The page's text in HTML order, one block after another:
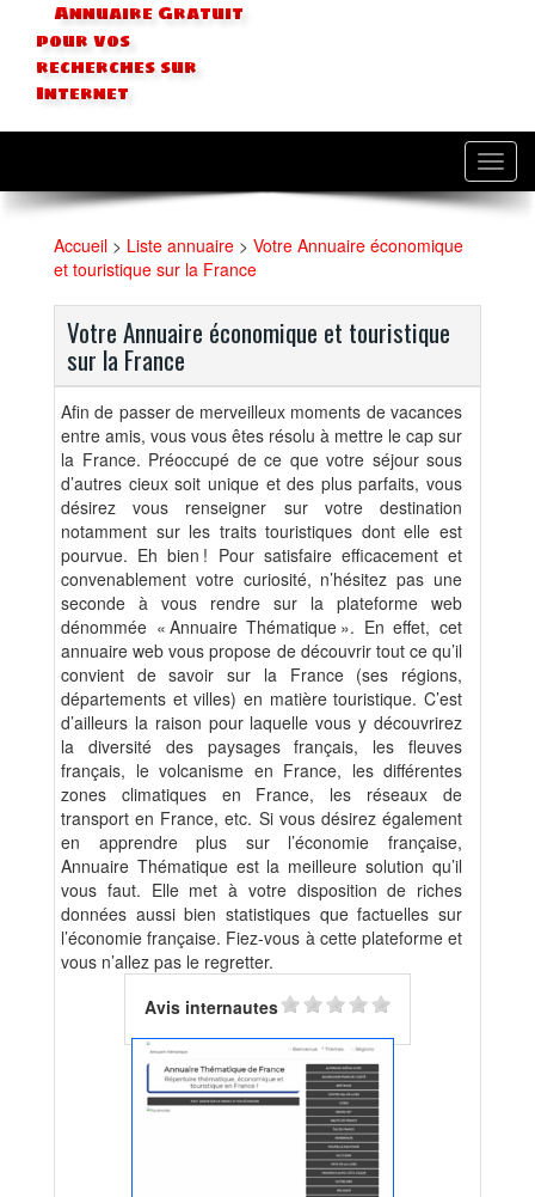
Annuaire Gratuit
pour vos
recherches sur
Internet
Accueil > Liste annuaire > Votre Annuaire économique
et touristique sur la France
Votre Annuaire économique et touristique
sur la France
Afin de passer de merveilleux moments de vacances
entre amis, vous vous êtes résolu à mettre le cap sur
la France. Préoccupé de ce que votre séjour sous
d’autres cieux soit unique et des plus parfaits, vous
désirez vous renseigner sur votre destination
notamment sur les traits touristiques dont elle est
pourvue. Eh bien ! Pour satisfaire efficacement et
convenablement votre curiosité, n’hésitez pas une
seconde à vous rendre sur la plateforme web
dénommée « Annuaire Thématique ». En effet, cet
annuaire web vous propose de découvrir tout ce qu’il
convient de savoir sur la France (ses régions,
départements et villes) en matière touristique. C’est
d’ailleurs la raison pour laquelle vous y découvrirez
la diversité des paysages français, les fleuves
français, le volcanisme en France, les différentes
zones climatiques en France, les réseaux de
transport en France, etc. Si vous désirez également
en apprendre plus sur l’économie française,
Annuaire Thématique est la meilleure solution qu’il
vous faut. Elle met à votre disposition de riches
données aussi bien statistiques que factuelles sur
l’économie française. Fiez-vous à cette plateforme et
vous n’allez pas le regretter.
Avis internautes